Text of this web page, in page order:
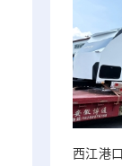
西江港